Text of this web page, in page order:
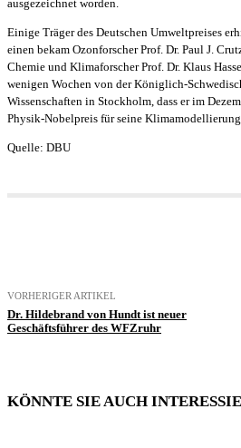
ausgezeichnet worden.
Einige Träger des Deutschen Umweltpreises
einen bekam Ozonforscher Prof. Dr. Paul J.
Chemie und Klimaforscher Prof. Dr. Klaus
wenigen Wochen von der Königlich-
Wissenschaften in Stockholm, dass er im
Physik-Nobelpreis für seine
Quelle: DBU
VORHERIGER ARTIKEL
Dr. Hildebrand von Hundt ist neuer
Geschäftsführer des WFZruhr
KÖNNTE SIE AUCH